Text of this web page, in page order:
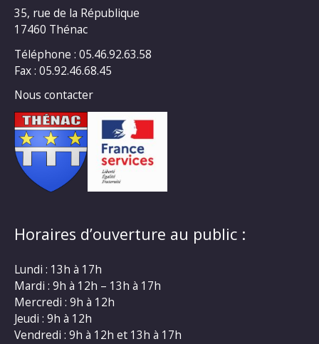
35, rue de la République
17460 Thénac
Téléphone : 05.46.92.63.58
Fax : 05.92.46.68.45
Nous contacter
Horaires d’ouverture au public :
Lundi : 13h à 17h
Mardi : 9h à 12h – 13h à 17h
Mercredi : 9h à 12h
Jeudi : 9h à 12h
Vendredi : 9h à 12h et 13h à 17h